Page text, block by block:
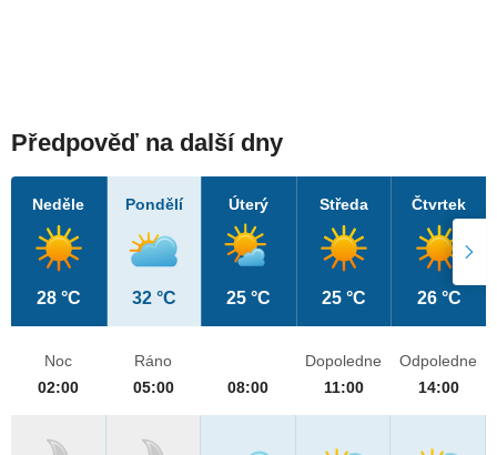
Předpověď na další dny
Neděle
28 °C
Pondělí
32 °C
Úterý
25 °C
Středa
25 °C
Čtvrtek
26 °C
Noc
02:00
Ráno
05:00
08:00
Dopoledne
11:00
Odpoledne
14:00